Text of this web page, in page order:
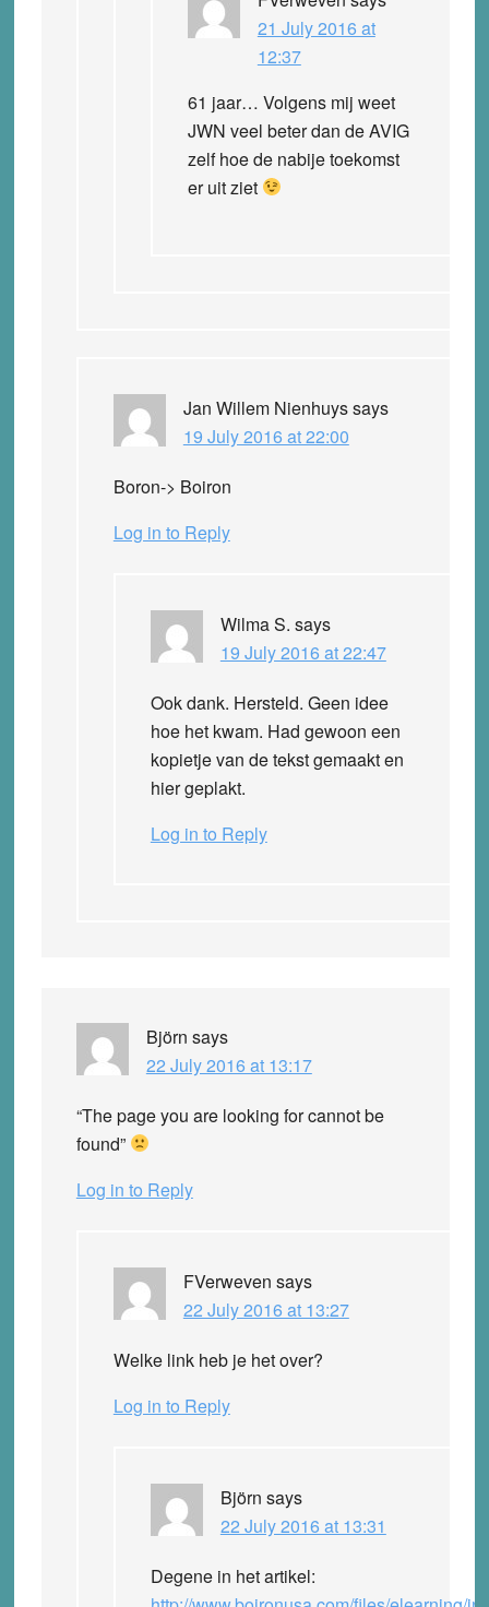
21 July 2016 at
12:37
61 jaar… Volgens mij weet
JWN veel beter dan de AVIG
zelf hoe de nabije toekomst
er uit ziet
Jan Willem Nienhuyssays
19 July 2016 at 22:00
Boron-> Boiron
Log in to Reply
Wilma S. says
19 July 2016 at 22:47
Ook dank. Hersteld. Geen idee
hoe het kwam. Had gewoon een
kopietje van de tekst gemaakt en
hier geplakt.
Log in to Reply
Björn says
22 July 2016 at 13:17
“The page you are looking for cannot be
found”
Log in to Reply
FVerweven says
22 July 2016 at 13:27
Welke link heb je het over?
Log in to Reply
Björn says
22 July 2016 at 13:31
Degene in het artikel: